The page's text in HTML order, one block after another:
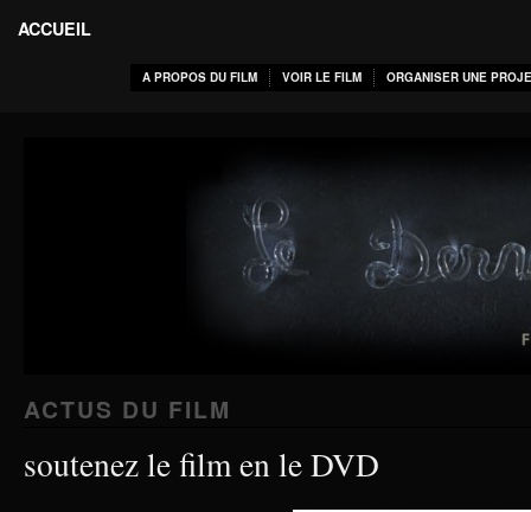
ACCUEIL
A PROPOS DU FILM VOIR LE FILM ORGANISER UNE
ACTUS DU FILM
soutenez le film en le DVD